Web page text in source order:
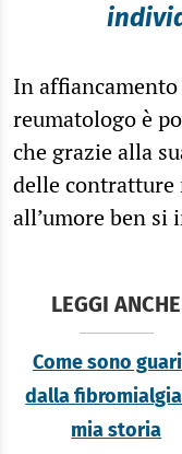
In
reumatologo è
che grazie alla
delle contratture
all’umore ben si
LEGGI ANCHE
Come sono
dalla
mia storia